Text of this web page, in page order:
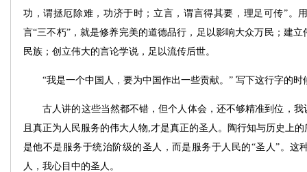
功，谓拯厄除难，功济于时；立言，谓言得其要，理足可传”。
言“三不朽”，就是修养完美的道德品行，足以影响大众万民；建
民族；创立伟大的言论学说，足以流传后世。
“我是一个中国人，要为中国作出一些贡献。” 写下这行字的时
古人讲的这些当然都不错，但个人体会，还不够精准到位，我
且真正为人民服务的伟大人物,才是真正的圣人。陶行知与历史上
是他不是服务于统治阶级的圣人，而是服务于人民的“圣人”。这
人，我心目中的圣人。